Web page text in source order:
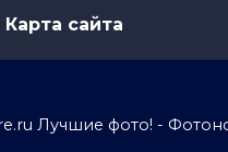
Карта сайта
Лучшие фото! -